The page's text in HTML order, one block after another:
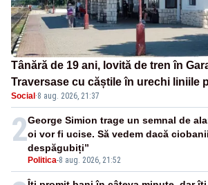
Tânără de 19 ani, lovită de tren în
Traversase cu căștile în urechi liniile
nepermis
Social ·8 aug. 2026, 21:37
2
Politica-8 aug. 2026, 21:52
George Simion trage un semnal de
oi vor fi ucise. Să vedem dacă
despăgubiți”